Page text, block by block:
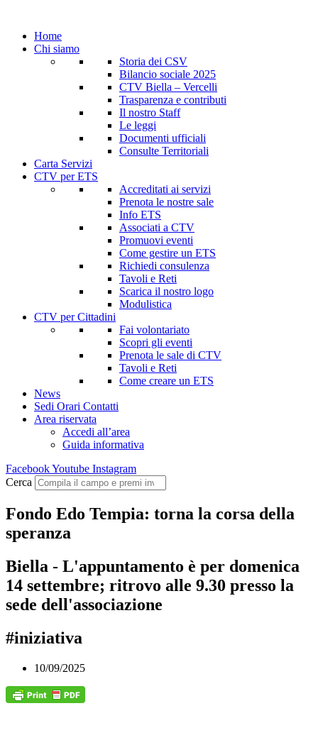
Home
Chi siamo
Storia dei CSV
Bilancio sociale 2025
CTV Biella – Vercelli
Trasparenza e contributi
Il nostro Staff
Le leggi
Documenti ufficiali
Consulte Territoriali
Carta Servizi
CTV per ETS
Accreditati ai servizi
Prenota le nostre sale
Info ETS
Associati a CTV
Promuovi eventi
Come gestire un ETS
Richiedi consulenza
Tavoli e Reti
Scarica il nostro logo
Modulistica
CTV per Cittadini
Fai volontariato
Scopri gli eventi
Prenota le sale di CTV
Tavoli e Reti
Come creare un ETS
News
Sedi Orari Contatti
Area riservata
Accedi all’area
Guida informativa
FacebookYoutube Instagram
Cerca
Fondo Edo Tempia: torna la corsa della
speranza
Biella - L'appuntamento è per domenica
14 settembre; ritrovo alle 9.30 presso la
sede dell'associazione
#iniziativa
10/09/2025